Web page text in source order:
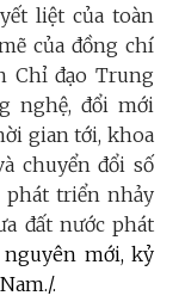
liệt của toàn
của đồng chí
Chỉ đạo Trung
nghệ, đổi mới
gian tới, khoa
chuyển đổi số
phát triển nhảy
đất nước phát
mới, kỷ
.